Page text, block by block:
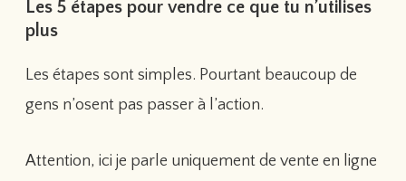
Les 5 étapes pour vendre ce que tu n’utilises
plus
Les étapes sont simples. Pourtant beaucoup de
gens n’osent pas passer à l’action.
Attention, ici je parle uniquement de vente en ligne